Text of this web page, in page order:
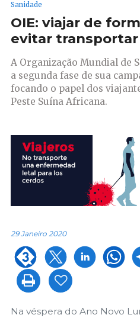
Sanidade
OIE: viajar de
evitar transportar
A Organização Mundial de
a segunda fase de sua
focando o papel dos
Peste Suína Africana.
29 Janeiro 2020
Na véspera do Ano Novo